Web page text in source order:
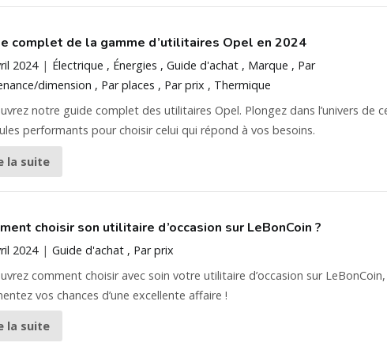
complet de la gamme d’utilitaires Opel en 2024
2024 Électrique Énergies Guide d'achat Marque
Par
dimension
Par places Par prix
Thermique
notre guide complet des utilitaires Opel. Plongez dans l’univers de
performants pour choisir celui qui répond à vos besoins.
la suite
choisir son utilitaire d’occasion sur LeBonCoin ?
2024 Guide d'achat
Par prix
comment choisir avec soin votre utilitaire d’occasion sur LeBonCoin,
vos chances d’une excellente affaire !
la suite